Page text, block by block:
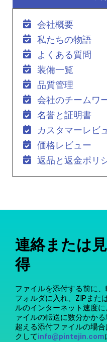
会社概要
私たちの物語
よくある質問
装備一覧
品質管理
会社のチームワ
名誉と証明書
カスタマーレビ
価格レビュー
返品と返金ポリ
連絡または
得
ファイルを添付する前に
フォルダに入れ、ZIPまた
ルのインターネット速度
ァイルの転送に数分かか
超える添付ファイルの場
クしてinfo@pintejin.com